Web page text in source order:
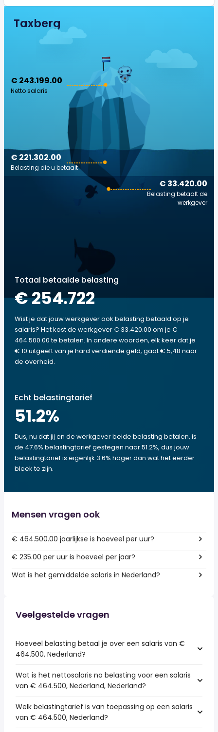
Taxberg
€ 243.199.00
Netto salaris
€ 33.420.00
Belasting betaalt de
werkgever
€ 221.302.00
Belasting die u betaalt
Totaal betaalde belasting
€ 254.722
Wist je dat jouw werkgever ook belasting betaald op je
salaris? Het kost de werkgever € 33.420.00 om je €
464.500.00 te betalen. In andere woorden, elk keer dat je
€ 10 uitgeeft van je hard verdiende geld, gaat € 5,48 naar
de overheid.
Echt belastingtarief
51.2%
Dus, nu dat jij en de werkgever beide belasting betalen, is
de 47.6% belastingtarief gestegen naar 51.2%, dus jouw
belastingtarief is eigenlijk 3.6% hoger dan wat het eerder
bleek te zijn.
Mensen vragen ook
€ 464.500.00 jaarlijkse is hoeveel per uur?
€ 235.00 per uur is hoeveel per jaar?
Wat is het gemiddelde salaris in Nederland?
Veelgestelde vragen
Hoeveel belasting betaal je over een salaris van €
464.500, Nederland?
Wat is het nettosalaris na belasting voor een salaris
van € 464.500, Nederland, Nederland?
Welk belastingtarief is van toepassing op een salaris
van € 464.500, Nederland?